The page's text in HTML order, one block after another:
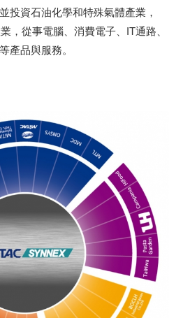
投資石油化學和特殊氣體產業，
，從事電腦、消費電子、IT通路、
產品與服務。